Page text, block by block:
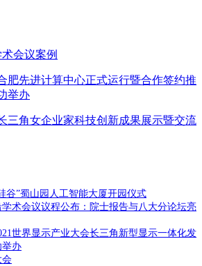
会议案例
肥先进计算中心正式运行暨合作签约推
举办
三角女企业家科技创新成果展示暨交流
谷”蜀山园人工智能大厦开园仪式
学术会议议程公布：院士报告与八大分论坛亮
世界显示产业大会长三角新型显示一体化发
举办
会